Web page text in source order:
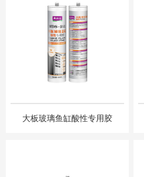
⼤板玻璃⻥缸酸性专⽤胶